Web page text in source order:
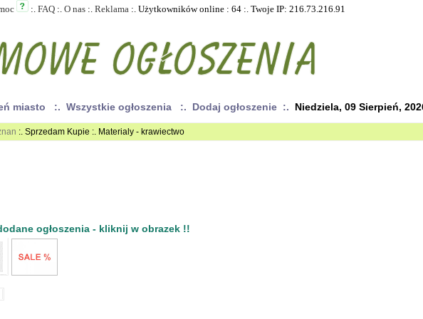
:. FAQ :. O nas :. Reklama :. Użytkowników online : 64 :. Twoje IP: 216.73.216.91
miasto :. Wszystkie ogłoszenia :. Dodaj ogłoszenie :. Niedziela, 09 Sierpień,
:. Sprzedam Kupie :. Materialy - krawiectwo
ogłoszenia - kliknij w obrazek !!